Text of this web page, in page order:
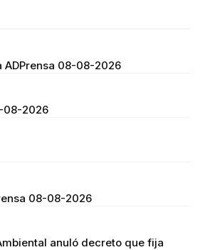
ADPrensa 08-08-2026
08-2026
08-08-2026
anuló decreto que fija